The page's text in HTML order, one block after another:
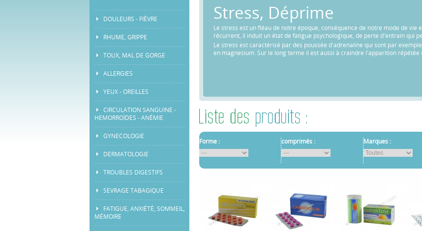
DOULEURS - FIÈVRE
RHUME, GRIPPE
TOUX, MAL DE GORGE
ALLERGIES
YEUX - OREILLES
CIRCULATION SANGUINE -
HEMORROÏDES - ANÉMIE
GYNECOLOGIE
DERMATOLOGIE
TROUBLES DIGESTIFS
SEVRAGE TABAGIQUE
FATIGUE, ANXIÉTÉ, SOMMEIL,
MÉMOIRE
Stress, Déprime
Le stress est un fléau de notre époque, conséquence de notre mode de
récurrent, il induit un état de fatigue psychologique, de perte d'entrain qui
Le stress est caractérisé par des poussée d'adrenaline qui sont par
en magnesium. Sur le long terme il est aussi à craindre l'apparition répétée
Forme : comprimés : Marques :